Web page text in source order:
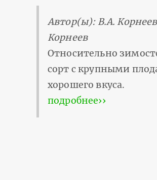
Автор(ы): В.А.
Корнеев
Относительно
сорт с крупными
хорошего вкуса.
подробнее››